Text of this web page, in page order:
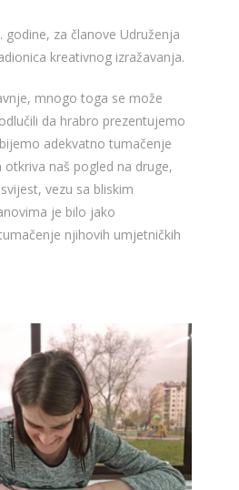
godine, za članove Udruženja
kreativnog izražavanja.
mnogo toga se može
da hrabro prezentujemo
adekvatno tumačenje
naš pogled na druge,
vezu sa bliskim
je bilo jako
njihovih umjetničkih